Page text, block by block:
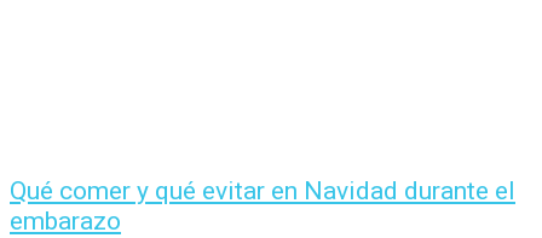
Qué comer y qué evitar en Navidad durante el
embarazo